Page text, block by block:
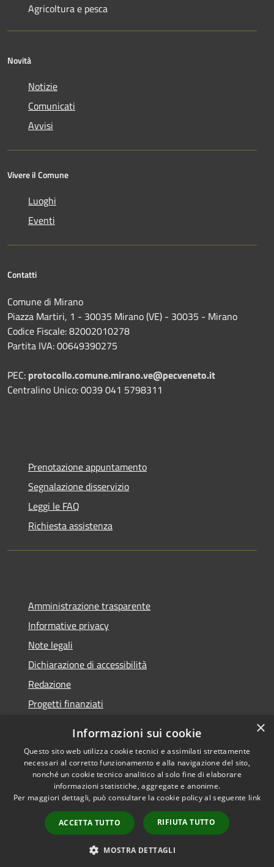
Agricoltura e pesca
Novità
Notizie
Comunicati
Avvisi
Vivere il Comune
Luoghi
Eventi
Contatti
Comune di Mirano
Piazza Martiri, 1 - 30035 Mirano (VE) - 30035 - Mirano
Codice Fiscale: 82002010278
Partita IVA: 00649390275
PEC: protocollo.comune.mirano.ve@pecveneto.it
Centralino Unico: 0039 041 5798311
Prenotazione appuntamento
Segnalazione disservizio
Leggi le FAQ
Richiesta assistenza
Amministrazione trasparente
Informative privacy
Note legali
Dichiarazione di accessibilità
Redazione
Progetti finanziati
RSS
Accessibilità
Privacy
Mappa del sito
Dichiarazione di
accessibilità• Copyright ©
2021 • Comune di Mirano
• Powered by
Municipium•
Accesso
redazione
×
Informazioni sui cookie
Questo sito web utilizza cookie tecnici e assimilati strettamente
necessari al corretto funzionamento e alla navigazione del sito,
nonché un cookie tecnico analitico al solo fine di elaborare
informazioni statistiche, aggregate e anonime.
Per maggiori dettagli, può consultare la cookie policy al seguente link
ACCETTA TUTTO RIFIUTA TUTTO
MOSTRA DETTAGLI